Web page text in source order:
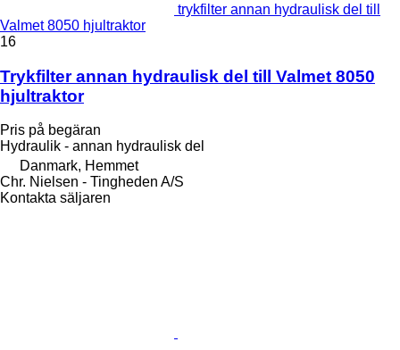
trykfilter annan hydraulisk del till
Valmet 8050 hjultraktor
16
Trykfilter annan hydraulisk del till Valmet 8050
hjultraktor
Pris på begäran
Hydraulik - annan hydraulisk del
Danmark, Hemmet
Chr. Nielsen - Tingheden A/S
Kontakta säljaren